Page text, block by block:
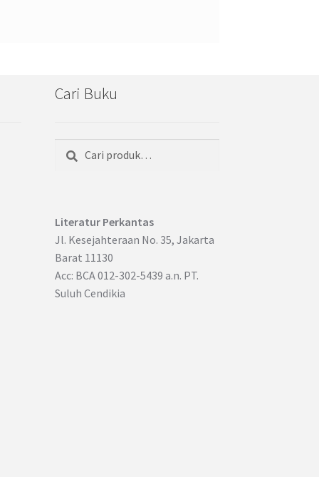
Cari Buku
Pencarian
Literatur Perkantas
Jl. Kesejahteraan No. 35, Jakarta
Barat 11130
Acc: BCA 012-302-5439 a.n. PT.
Suluh Cendikia